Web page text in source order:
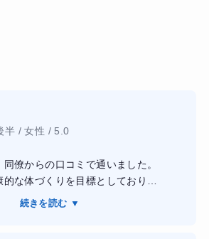
半 / 女性 / 5.0
僚からの口コミで通いました。
な体づくりを目標としており
事管理も含めて対応してもらえまし
続きを読む ▼